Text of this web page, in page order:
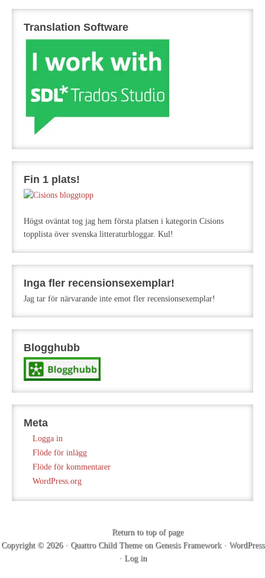
Translation Software
Fin 1 plats!
Högst oväntat tog jag hem första platsen i kategorin Cisions
topplista över svenska litteraturbloggar. Kul!
Inga fler recensionsexemplar!
Jag tar för närvarande inte emot fler recensionsexemplar!
Blogghubb
Meta
Logga in
Flöde för inlägg
Flöde för kommentarer
WordPress.org
Return to top of page
Copyright © 2026 · Quattro Child Themeon Genesis Framework· WordPress
· Log in